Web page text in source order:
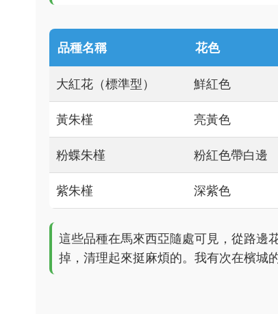
品種名稱 花色
大紅花（標準型） 鮮紅色
黃朱槿 亮黃色
粉蝶朱槿 粉紅色帶白邊
紫朱槿 深紫色
這些品種在馬來西亞隨處可見，從路邊
掉，清理起來挺麻煩的。我有次在檳城